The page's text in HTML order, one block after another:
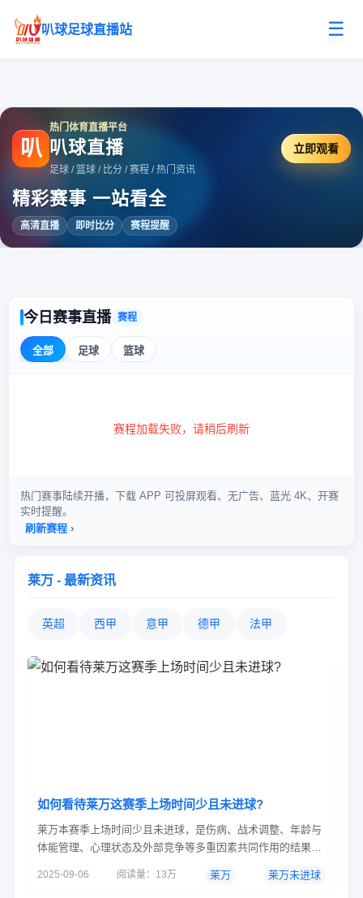
叭球足球直播站 ☰
叭
热门体育直播平台
叭球直播
足球 / 篮球 / 比分 / 赛程 / 热门资讯
精彩赛事 一站看全
高清直播 即时比分 赛程提醒
立即观看
莱万 - 最新资讯
英超 西甲 意甲 德甲 法甲
如何看待莱万这赛季上场时间少且未进球?
莱万本赛季上场时间少且未进球，是伤病、战术调整、年龄与
体能管理、心理状态及外部竞争等多重因素共同作用的结果，
适配性。一、伤病影响：出场时间受限的直接原因莱万在赛季
2025-09-06 阅读量：13万 莱万 莱万未进球